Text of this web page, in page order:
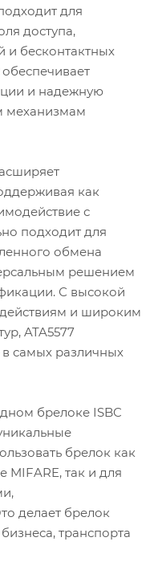
для
доступа,
и бесконтактных
обеспечивает
и надежную
механизмам
как
с
подходит для
обмена
решением
С высокой
и широким
ATA5577
самых различных
брелоке ISBC
брелок как
MIFARE, так и для
делает брелок
транспорта